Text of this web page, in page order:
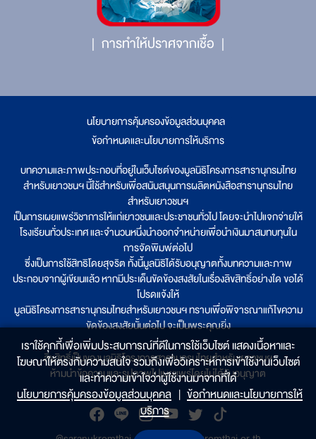
การทำให้ปราศจากเชื้อ
นโยบายการคุ้มครองข้อมูลส่วนบุคคล
ข้อกำหนดและนโยบายการให้บริการ
บทความและภาพประกอบที่อยู่ในเว็บไซต์ของมูลนิธิโครงการสารานุกรมไทย
สำหรับเยาวชนฯ นี้ใช้สำหรับเพื่อสนับสนุนการผลิตหนังสือสารานุกรมไทย
สำหรับเยาวชนฯ
เป็นการเผยแพร่วิชาการให้แก่เยาวชนและประชาชนทั่วไป โดยจะนำไปแจกจ่ายให้
โรงเรียนทั่วประเทศ และจำนวนหนึ่งนำออกจำหน่ายเพื่อนำเงินมาสมทบทุนใน
การจัดพิมพ์ต่อไป
ซึ่งเป็นการใช้สิทธิโดยสุจริต ทั้งนี้มูลนิธิได้รับอนุญาตทั้งบทความและภาพ
ประกอบจากผู้เขียนแล้ว หากมีประเด็นขัดข้องสงสัยในเรื่องลิขสิทธิ์อย่างใด ขอได้
โปรดแจ้งให้
มูลนิธิโครงการสารานุกรมไทยสำหรับเยาวชนฯ ทราบเพื่อพิจารณาแก้ไขความ
ขัดข้องสงสัยนั้นต่อไป จะเป็นพระคุณยิ่ง
ลิขสิทธิ์เป็นของมูลนิธิโครงการสารานุกรมไทยสำหรับเยาวชนฯ
ห้ามนำข้อความและรูปภาพไปเผยแพร่โดยไม่ได้รับอนุญาต
เราใช้คุกกี้เพื่อเพิ่มประสบการณ์ที่ดีในการใช้เว็บไซต์ แสดงเนื้อหาและ
โฆษณาให้ตรงกับความสนใจ รวมถึงเพื่อวิเคราะห์การเข้าใช้งานเว็บไซต์
และทำความเข้าใจว่าผู้ใช้งานมาจากที่ใด๋
นโยบายการคุ้มครองข้อมูลส่วนบุคคล | ข้อกำหนดและนโยบายการให้
บริการ